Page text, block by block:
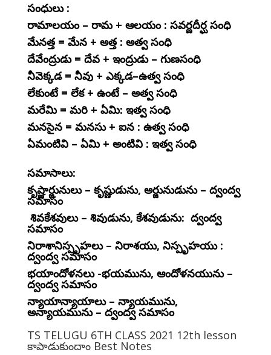
సంధులు :
రామాలయం – రామ + ఆలయం : సవర్ణదీర్ఘ సంధి
మేనత్త = మేన + అత్త : అత్వ సంధి
దేవేంద్రుడు = దేవ + ఇంద్రుడు – గుణసంధి
నీవెక్కడ = నీవు + ఎక్కడ–ఉత్వ సంధి
లేకుంటే = లేక + ఉంటే – అత్వ సంధి
మరేమి = మరి + ఏమి: ఇత్వ సంధి
మనసైన = మనసు + ఐన : ఉత్వ సంధి
ఏమంటివి – ఏమి + అంటివి : ఇత్వ సంధి
సమాసాలు:
కృష్ణార్జునులు – కృష్ణుడును, అర్జునుడును – ద్వంద్వ
సమాసం
శివకేశవులు – శివుడును, కేశవుడును: ద్వంద్వ
సమాసం
నిరాశానిస్పృహలు – నిరాశయు, నిస్పృహయు :
ద్వంద్వ సమాసం
భయాందోళనలు -భయమును, ఆందోళనయును –
ద్వంద్వ సమాసం
న్యాయాన్యాయాలు – న్యాయమును,
అన్యాయమును – ద్వంద్వ సమాసం
TS TELUGU 6TH CLASS 2021 12th lesson
కాపాడుకుందాం Best Notes